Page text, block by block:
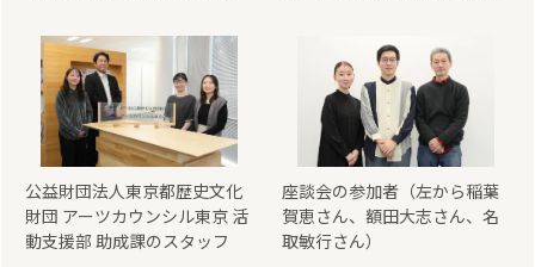
公益財団法人東京都歴史文化
財団 アーツカウンシル東京 活
動支援部 助成課のスタッフ
座談会の参加者（左から稲葉
賀恵さん、額田大志さん、名
取敏行さん）